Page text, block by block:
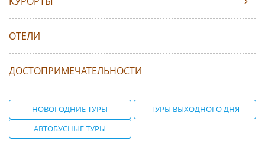
ОТЕЛИ
ДОСТОПРИМЕЧАТЕЛЬНОСТИ
НОВОГОДНИЕ ТУРЫ
ТУРЫ ВЫХОДНОГО ДНЯ
АВТОБУСНЫЕ ТУРЫ